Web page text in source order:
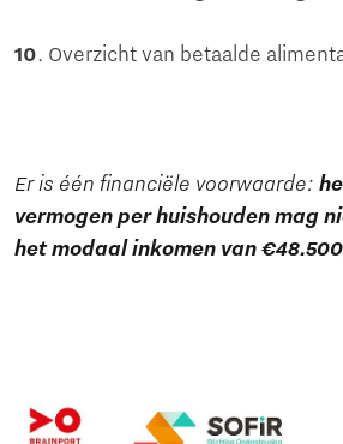
10. Overzicht van betaalde
Er is één financiële voorwaarde:
vermogen per huishouden mag
het modaal inkomen van